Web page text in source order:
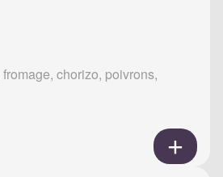
chorizo, poivrons,